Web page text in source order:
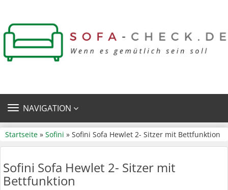
TOGGLE
NAVIGATION
Startseite » Sofini » Sofini Sofa Hewlet 2- Sitzer mit Bettfunktion
Sofini Sofa Hewlet 2- Sitzer mit
Bettfunktion